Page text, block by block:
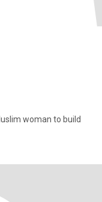
woman to build